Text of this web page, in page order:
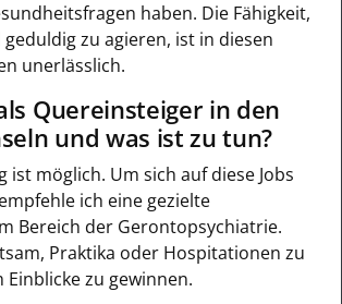
haben. Die Fähigkeit,
zu agieren, ist in diesen
unerlässlich.
Quereinsteiger in den
und was ist zu tun?
ist möglich. Um sich auf diese Jobs
ich eine gezielte
Bereich der Gerontopsychiatrie.
Praktika oder Hospitationen zu
zu gewinnen.